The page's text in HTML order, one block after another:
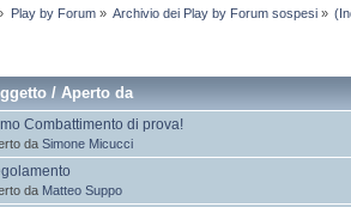
Play by Forum» Archivio dei Play by Forum sospesi»
/Aperto da
Combattimento di prova!
da Simone Micucci
da Matteo Suppo